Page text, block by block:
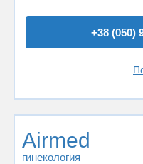
+38 (050)
Airmed
гинекология